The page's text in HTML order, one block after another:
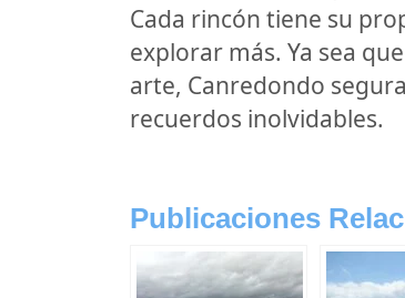
Cada rincón tiene su
explorar más. Ya sea
arte, Canredondo
recuerdos inolvidables.
Publicaciones